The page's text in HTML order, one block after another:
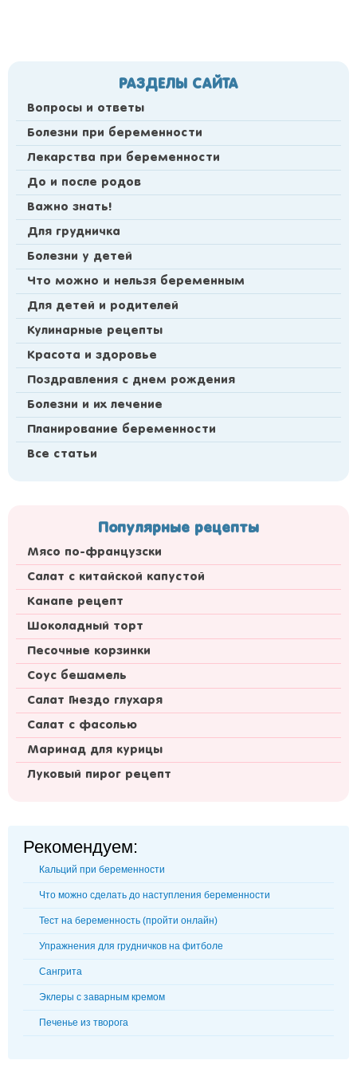
РАЗДЕЛЫ САЙТА
Вопросы и ответы
Болезни при беременности
Лекарства при беременности
До и после родов
Важно знать!
Для грудничка
Болезни у детей
Что можно и нельзя беременным
Для детей и родителей
Кулинарные рецепты
Красота и здоровье
Поздравления с днем рождения
Болезни и их лечение
Планирование беременности
Все статьи
Популярные рецепты
Мясо по-французски
Салат с китайской капустой
Канапе рецепт
Шоколадный торт
Песочные корзинки
Соус бешамель
Салат Гнездо глухаря
Салат с фасолью
Маринад для курицы
Луковый пирог рецепт
Рекомендуем:
Кальций при беременности
Что можно сделать до наступления беременности
Тест на беременность (пройти онлайн)
Упражнения для грудничков на фитболе
Сангрита
Эклеры с заварным кремом
Печенье из творога